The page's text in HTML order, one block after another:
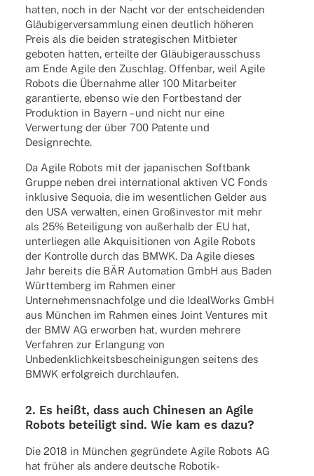
hatten, noch in der Nacht vor der entschei­den­den
Gläu­bi­ger­ver­samm­lung einen deut­lich höhe­ren
Preis als die beiden stra­te­gi­schen Mitbie­ter
gebo­ten hatten, erteilte der Gläu­bi­ger­aus­schuss
am Ende Agile den Zuschlag. Offen­bar, weil Agile
Robots die Über­nahme aller 100 Mitar­bei­ter
garan­tierte, ebenso wie den Fort­be­stand der
Produk­tion in Bayern – und nicht nur eine
Verwer­tung der über 700 Patente und
Designrechte.
Da Agile Robots mit der japa­ni­schen Soft­bank
Gruppe neben drei inter­na­tio­nal akti­ven VC Fonds
inklu­sive Sequoia, die im wesent­li­chen Gelder aus
den USA verwal­ten, einen Groß­in­ves­tor mit mehr
als 25% Betei­li­gung von außer­halb der EU hat,
unter­lie­gen alle Akqui­si­tio­nen von Agile Robots
der Kontrolle durch das BMWK. Da Agile dieses
Jahr bereits die BÄR Auto­ma­tion GmbH aus Baden
Würt­tem­berg im Rahmen einer
Unter­neh­mens­nach­folge und die Ideal­Works GmbH
aus München im Rahmen eines Joint Ventures mit
der BMW AG erwor­ben hat, wurden mehrere
Verfah­ren zur Erlan­gung von
Unbe­denk­lich­keits­be­schei­ni­gun­gen seitens des
BMWK erfolg­reich durchlaufen.
2. Es heißt, dass auch Chine­sen an Agile
Robots betei­ligt sind. Wie kam es dazu?
Die 2018 in München gegrün­dete Agile Robots AG
hat früher als andere deut­sche Robo­tik-